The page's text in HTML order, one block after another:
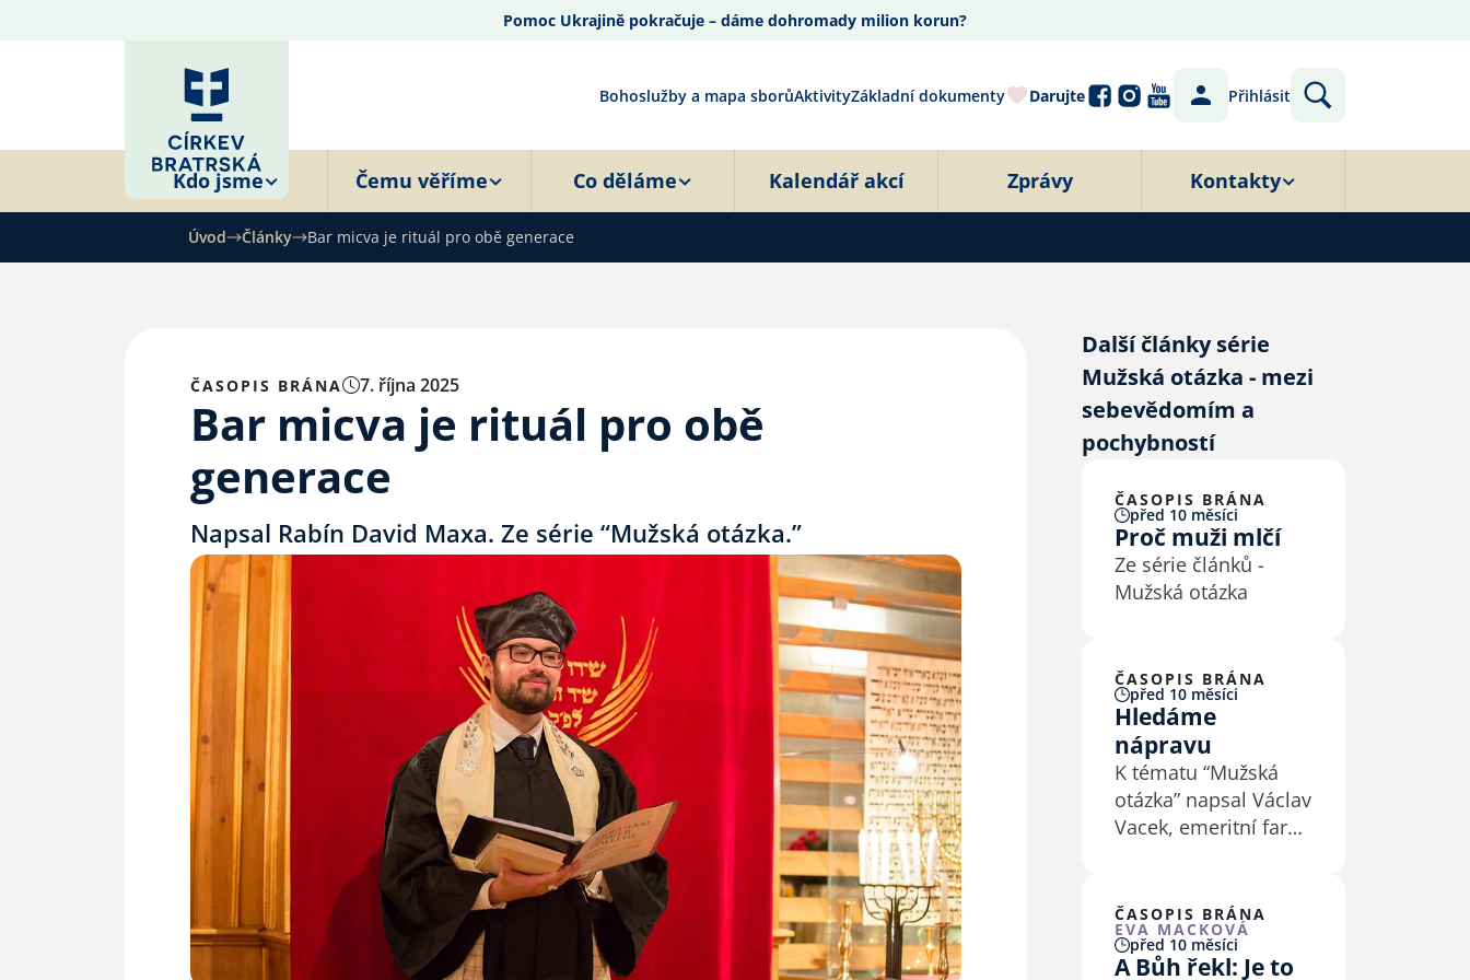
Pomoc Ukrajině pokračuje – dáme dohromady milion korun?
Bohoslužby a mapa sborůAktivityZákladní dokumenty Darujte Přihlásit
Kdo jsme Čemu věříme Co děláme Kalendář akcí Zprávy Kontakty
Úvod Články Bar micva je rituál pro obě generace
ČASOPIS BRÁNA 7. října 2025
Bar micva je rituál pro obě
generace
Napsal Rabín David Maxa. Ze série “Mužská otázka.”
Další články série
Mužská otázka - mezi
sebevědomím a
pochybností
ČASOPIS BRÁNA
před 10 měsíci
Proč muži mlčí
Ze série článků -
Mužská otázka
ČASOPIS BRÁNA
před 10 měsíci
Hledáme
nápravu
K tématu “Mužská
otázka” napsal Václav
Vacek, emeritní farář
ČASOPIS BRÁNA
EVA MACKOVÁ
před 10 měsíci
A Bůh řekl: Je to